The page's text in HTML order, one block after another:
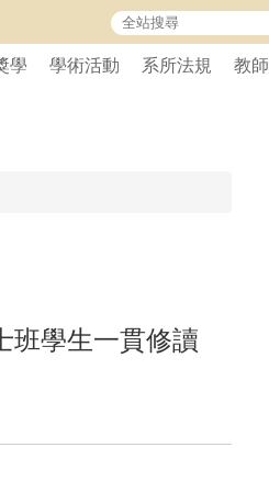
學 學術活動 系所法規 教
班學生一貫修讀